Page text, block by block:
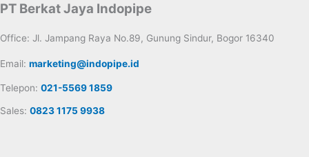
PT Berkat Jaya Indopipe
Office: Jl. Jampang Raya No.89, Gunung Sindur, Bogor 16340
Email: marketing@indopipe.id
Telepon: 021-5569 1859
Sales: 0823 1175 9938